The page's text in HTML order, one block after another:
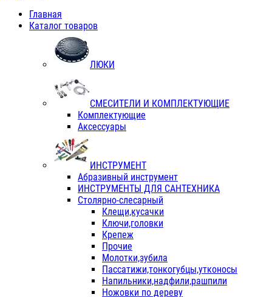
Главная
Каталог товаров
ЛЮКИ
СМЕСИТЕЛИ И КОМПЛЕКТУЮЩИЕ
Комплектующие
Аксессуары
ИНСТРУМЕНТ
Абразивный инструмент
ИНСТРУМЕНТЫ ДЛЯ САНТЕХНИКА
Столярно-слесарный
Клещи,кусачки
Ключи,головки
Крепеж
Прочие
Молотки,зубила
Пассатижи,тонкогубцы,утконосы
Напильники,надфили,рашпили
Ножовки по дереву